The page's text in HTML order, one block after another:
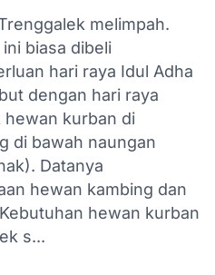
melimpah.
biasa dibeli
hari raya Idul Adha
dengan hari raya
hewan kurban di
di bawah naungan
Datanya
hewan kambing dan
hewan kurban
s...